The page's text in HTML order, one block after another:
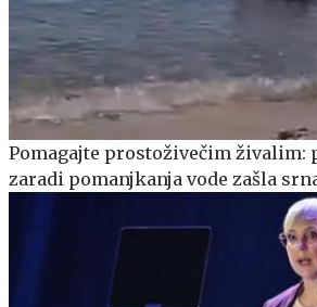
Pomagajte prostoživečim živalim:
zaradi pomanjkanja vode zašla